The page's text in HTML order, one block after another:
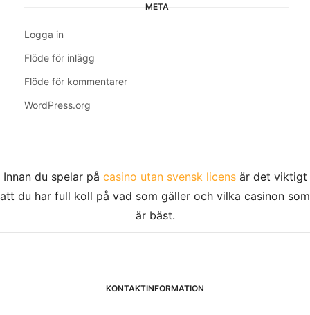
META
Logga in
Flöde för inlägg
Flöde för kommentarer
WordPress.org
Innan du spelar på casino utan svensk licensär det viktigt
att du har full koll på vad som gäller och vilka casinon som
är bäst.
KONTAKTINFORMATION